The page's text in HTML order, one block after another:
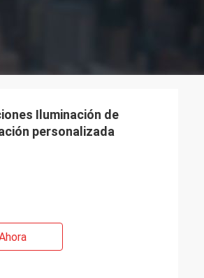
Iluminación de
personalizada